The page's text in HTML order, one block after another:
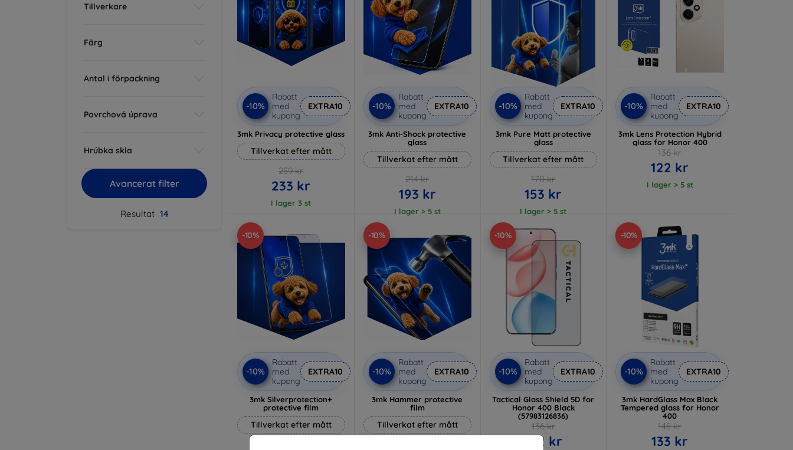
Tillverkare
Färg
Antal i förpackning
Povrchová úprava
Hrúbka skla
Avancerat filter
Resultat 14
-10%
Rabatt
med
kupong
EXTRA10
3mk Privacy protective glass
Tillverkat efter mått
259 kr
233 kr
I lager 3 st
-10%
Rabatt
med
kupong
EXTRA10
3mk Anti-Shock protective
glass
Tillverkat efter mått
214 kr
193 kr
I lager > 5 st
-10%
Rabatt
med
kupong
EXTRA10
3mk Pure Matt protective
glass
Tillverkat efter mått
170 kr
153 kr
I lager > 5 st
-10%
Rabatt
med
kupong
EXTRA10
3mk Lens Protection Hybrid
glass for Honor 400
136 kr
122 kr
I lager > 5 st
-10%
-10%
Rabatt
med
kupong
EXTRA10
3mk Silverprotection+
protective film
Tillverkat efter mått
-10%
-10%
Rabatt
med
kupong
EXTRA10
3mk Hammer protective
film
Tillverkat efter mått
-10%
-10%
Rabatt
med
kupong
EXTRA10
Tactical Glass Shield 5D for
Honor 400 Black
(57983126836)
136 kr
122 kr
-10%
-10%
Rabatt
med
kupong
EXTRA10
3mk HardGlass Max Black
Tempered glass for Honor
400
148 kr
133 kr